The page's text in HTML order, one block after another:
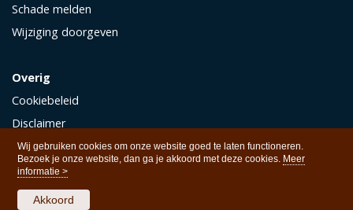
Wij gebruiken cookies om onze website goed te laten functioneren.
Bezoek je onze website, dan ga je akkoord met deze cookies. Meer
informatie >
Akkoord
Schade melden
Wijziging doorgeven
Overig
Cookiebeleid
Disclaimer
Privacy